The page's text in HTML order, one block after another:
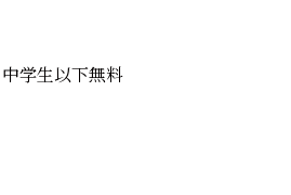
学生以下無料